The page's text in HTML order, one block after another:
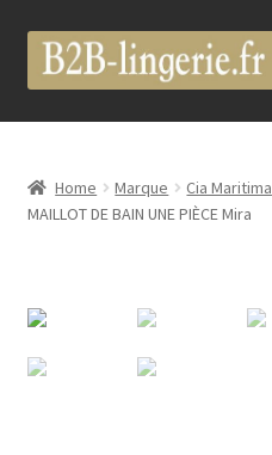
Aller
Aller
au
B2B Lingerie Site Officiel
Wholesale Registration Page
Boutique
Marques
Home Marque Cia Maritima
MAILLOT DE BAIN UNE PIÈCE Mira